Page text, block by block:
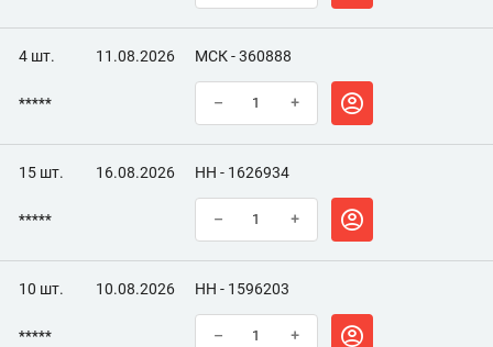
4 шт. 11.08.2026 МСК - 360888
***** – +
15 шт. 16.08.2026 НН - 1626934
***** – +
10 шт. 10.08.2026 НН - 1596203
***** – +